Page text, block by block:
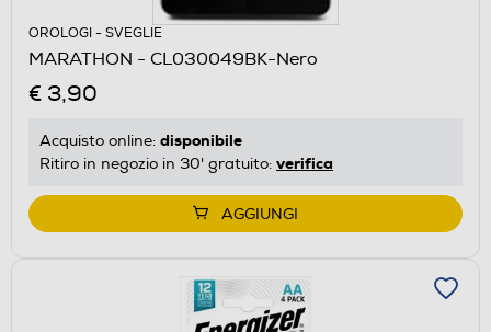
OROLOGI - SVEGLIE
MARATHON - CL030049BK-Nero
€ 3,90
Acquisto online: disponibile
Ritiro in negozio in 30' gratuito: verifica
AGGIUNGI